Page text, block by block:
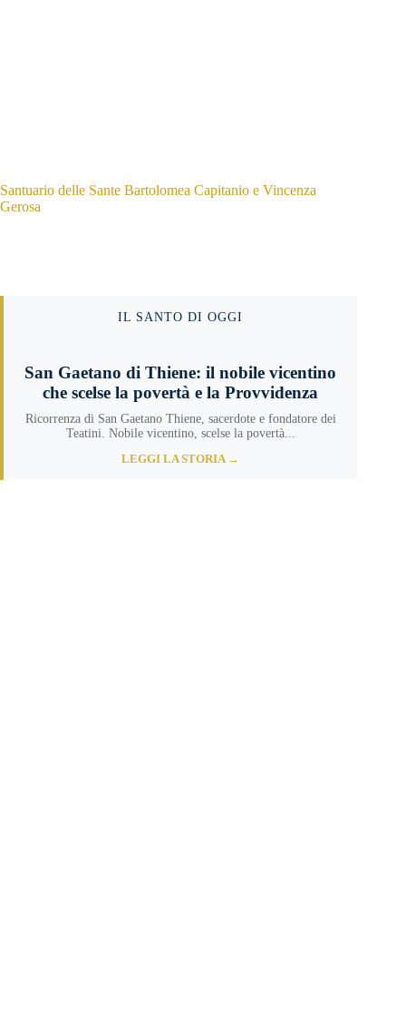
Santuario delle Sante Bartolomea Capitanio e Vincenza
Gerosa
IL SANTO DI OGGI
San Gaetano di Thiene: il nobile vicentino
che scelse la povertà e la Provvidenza
Ricorrenza di San Gaetano Thiene, sacerdote e fondatore dei
Teatini. Nobile vicentino, scelse la povertà...
LEGGI LA STORIA →